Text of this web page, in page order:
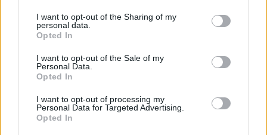
I want to opt-out of the Sharing of my
personal data.
Opted In
I want to opt-out of the Sale of my
Personal Data.
Opted In
I want to opt-out of processing my
Personal Data for Targeted Advertising.
Opted In
7/08/2026